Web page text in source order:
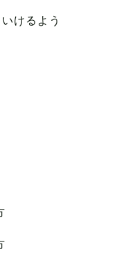
けるよう